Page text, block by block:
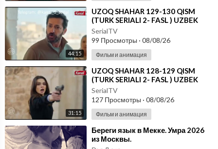
44:15
⁣UZOQ SHAHAR 129-130 QISM
(TURK SERIALI 2- FASL ) UZBEK
TILIDA
SerialTV
99 Просмотры · 08/08/26
Фильм и анимация
31:15
⁣UZOQ SHAHAR 128-129 QISM
(TURK SERIALI 2- FASL ) UZBEK
TILIDA
SerialTV
127 Просмотры · 08/08/26
Фильм и анимация
⁣Береги язык в Мекке. ⁣Умра 2026
из Москвы.